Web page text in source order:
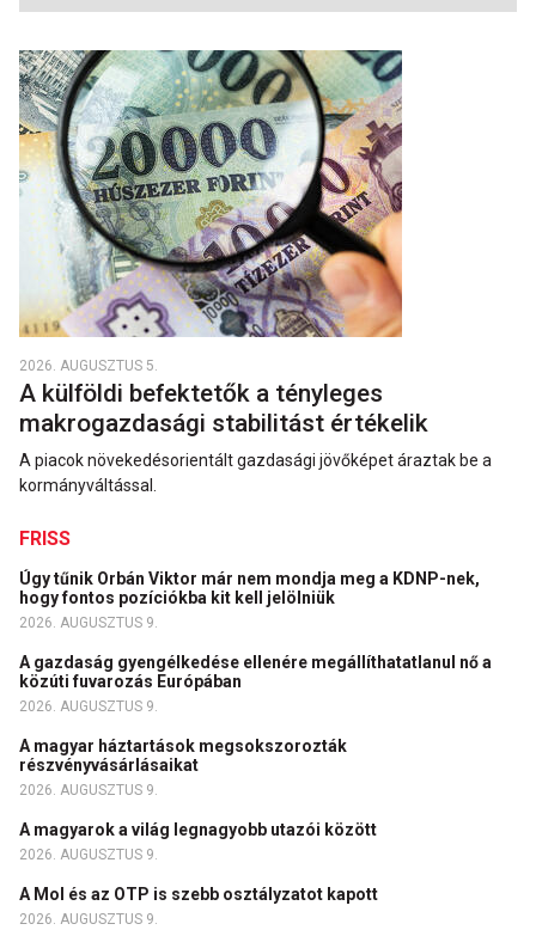
2026. AUGUSZTUS 5.
A külföldi befektetők a tényleges
makrogazdasági stabilitást értékelik
A piacok növekedésorientált gazdasági jövőképet áraztak be a
kormányváltással.
FRISS
Úgy tűnik Orbán Viktor már nem mondja meg a KDNP-nek,
hogy fontos pozíciókba kit kell jelölniük
2026. AUGUSZTUS 9.
A gazdaság gyengélkedése ellenére megállíthatatlanul nő a
közúti fuvarozás Európában
2026. AUGUSZTUS 9.
A magyar háztartások megsokszorozták
részvényvásárlásaikat
2026. AUGUSZTUS 9.
A magyarok a világ legnagyobb utazói között
2026. AUGUSZTUS 9.
A Mol és az OTP is szebb osztályzatot kapott
2026. AUGUSZTUS 9.